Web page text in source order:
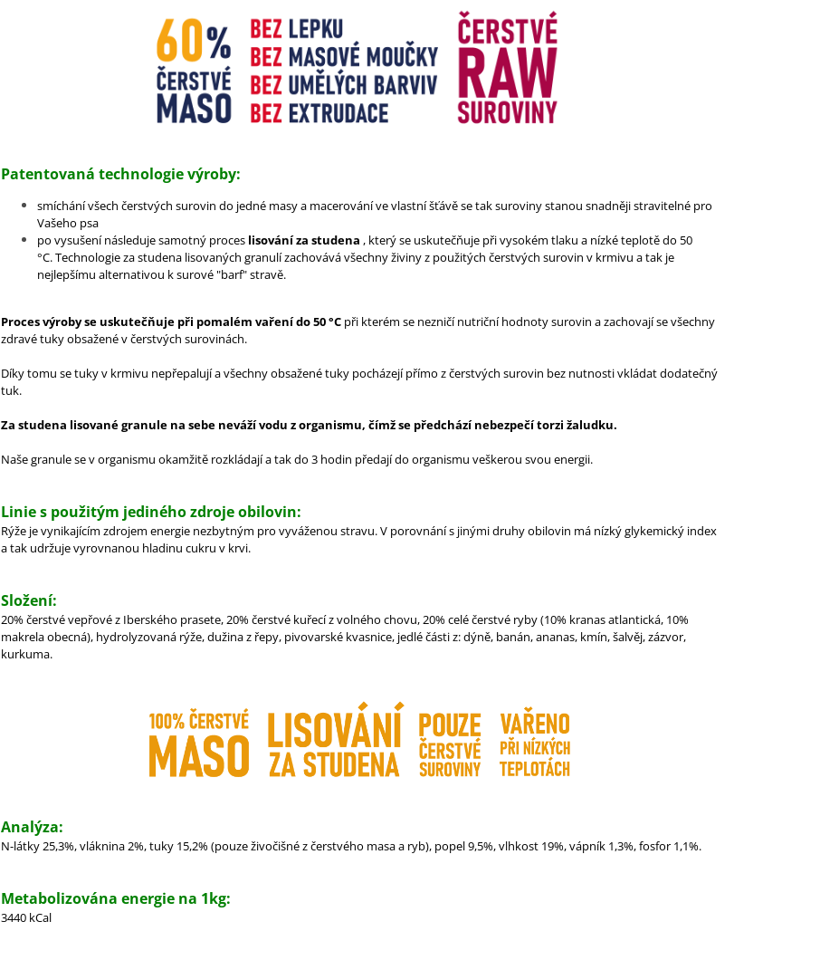
Patentovaná technologie výroby:
smíchání všech čerstvých surovin do jedné masy a macerování ve vlastní šťávě se tak suroviny stanou snadněji stravitelné pro
Vašeho psa
po vysušení následuje samotný proces lisování za studena , který se uskutečňuje při vysokém tlaku a nízké teplotě do 50
°C.Technologie za studena lisovaných granulí zachovává všechny živiny z použitých čerstvých surovin v krmivu a tak je
nejlepšímu alternativou k surové "barf" stravě.
Proces výroby se uskutečňuje při pomalém vaření do 50 °C při kterém se nezničí nutriční hodnoty surovin a zachovají se všechny
zdravé tuky obsažené v čerstvých surovinách.
Díky tomu se tuky v krmivu nepřepalují a všechny obsažené tuky pocházejí přímo z čerstvých surovin bez nutnosti vkládat dodatečný
tuk.
Za studena lisované granule na sebe neváží vodu z organismu, čímž se předchází nebezpečí torzi žaludku.
Naše granule se v organismu okamžitě rozkládají a tak do 3 hodin předají do organismu veškerou svou energii.
Linie s použitým jediného zdroje obilovin:
Rýže je vynikajícím zdrojem energie nezbytným pro vyváženou stravu. V porovnání s jinými druhy obilovin má nízký glykemický index
a tak udržuje vyrovnanou hladinu cukru v krvi.
Složení:
20% čerstvé vepřové z Iberského prasete, 20% čerstvé kuřecí z volného chovu, 20% celé čerstvé ryby (10% kranas atlantická, 10%
makrela obecná), hydrolyzovaná rýže, dužina z řepy, pivovarské kvasnice, jedlé části z: dýně, banán, ananas, kmín, šalvěj, zázvor,
kurkuma.
Analýza:
N-látky 25,3%, vláknina 2%, tuky 15,2% (pouze živočišné z čerstvého masa a ryb), popel 9,5%, vlhkost 19%, vápník 1,3%, fosfor 1,1%.
Metabolizována energie na 1kg:
3440 kCal